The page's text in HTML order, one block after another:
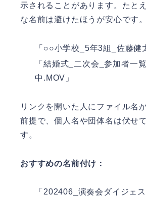
示されることがあります。たと
な名前は避けたほうが安心です。
「○○小学校_5年3組_佐藤健
「結婚式_二次会_参加者一
中.MOV」
リンクを開いた人にファイル名
前提で、個人名や団体名は伏せ
す。
おすすめの名前付け：
「202406_演奏会ダイジェス